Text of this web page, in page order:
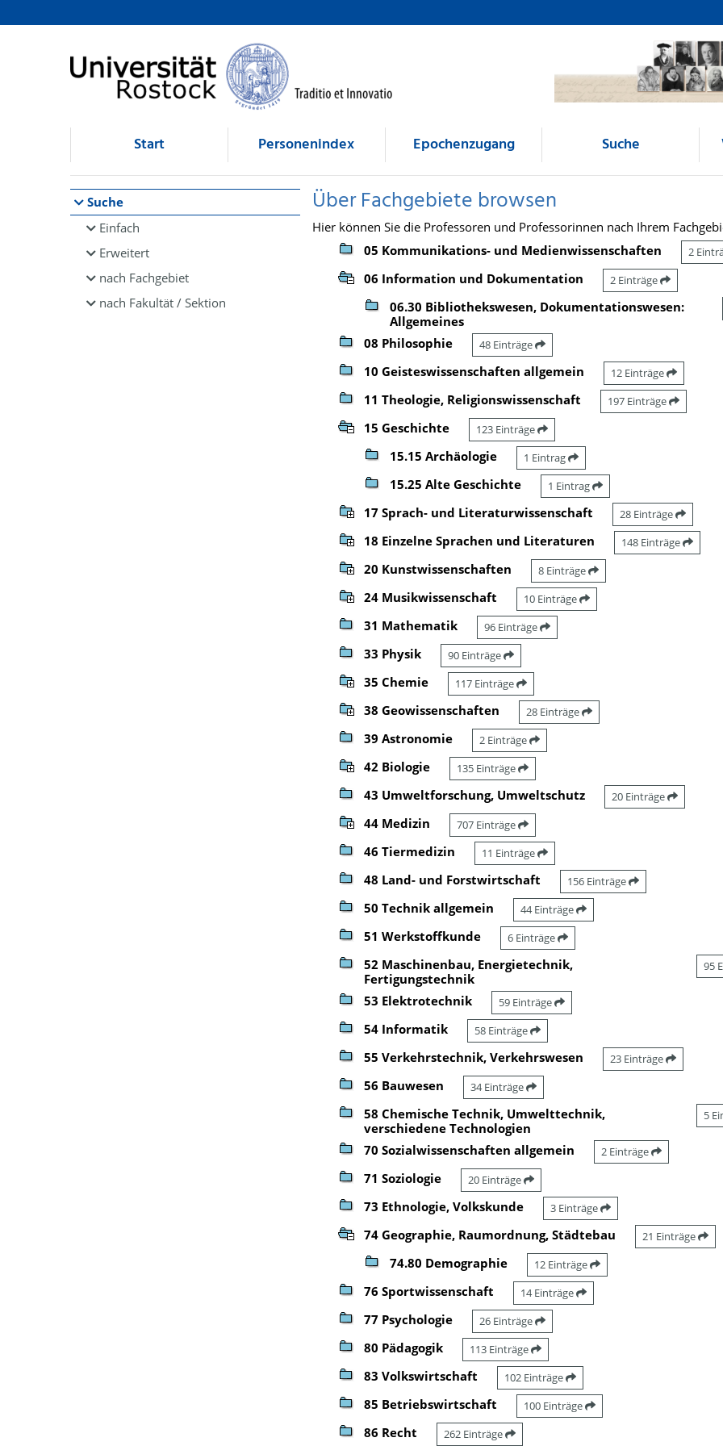
Browsen
direkt zum Inhalt
Start Personenindex Epochenzugang Suche
Suche
Einfach
Erweitert
nach Fachgebiet
nach Fakultät / Sektion
Über Fachgebiete browsen
Hier können Sie die Professoren und Professorinnen nach Ihrem
05 Kommunikations- und Medienwissenschaften
2
06 Information und Dokumentation 2 Einträge
06.30 Bibliothekswesen, Dokumentationswesen:
Allgemeines
08 Philosophie 48 Einträge
10 Geisteswissenschaften allgemein 12 Einträge
11 Theologie, Religionswissenschaft 197 Einträge
15 Geschichte 123 Einträge
15.15 Archäologie 1 Eintrag
15.25 Alte Geschichte 1 Eintrag
17 Sprach- und Literaturwissenschaft 28 Einträge
18 Einzelne Sprachen und Literaturen 148 Einträge
20 Kunstwissenschaften 8 Einträge
24 Musikwissenschaft 10 Einträge
31 Mathematik 96 Einträge
33 Physik 90 Einträge
35 Chemie 117 Einträge
38 Geowissenschaften 28 Einträge
39 Astronomie 2 Einträge
42 Biologie 135 Einträge
43 Umweltforschung, Umweltschutz 20 Einträge
44 Medizin 707 Einträge
46 Tiermedizin 11 Einträge
48 Land- und Forstwirtschaft 156 Einträge
50 Technik allgemein 44 Einträge
51 Werkstoffkunde 6 Einträge
52 Maschinenbau, Energietechnik,
Fertigungstechnik
95
53 Elektrotechnik 59 Einträge
54 Informatik 58 Einträge
55 Verkehrstechnik, Verkehrswesen 23 Einträge
56 Bauwesen 34 Einträge
58 Chemische Technik, Umwelttechnik,
verschiedene Technologien
5
70 Sozialwissenschaften allgemein 2 Einträge
71 Soziologie 20 Einträge
73 Ethnologie, Volkskunde 3 Einträge
74 Geographie, Raumordnung, Städtebau 21 Einträge
74.80 Demographie 12 Einträge
76 Sportwissenschaft 14 Einträge
77 Psychologie 26 Einträge
80 Pädagogik 113 Einträge
83 Volkswirtschaft 102 Einträge
85 Betriebswirtschaft 100 Einträge
86 Recht 262 Einträge